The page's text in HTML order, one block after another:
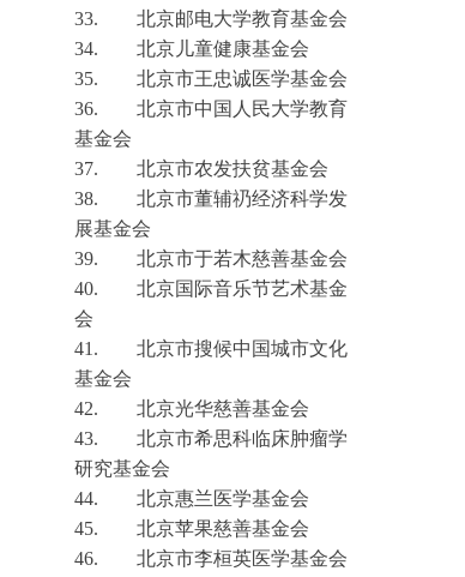
33.
北京邮电大学教育基金会
34.
北京儿童健康基金会
35.
北京市王忠诚医学基金会
36.
北京市中国人民大学教育
基金会
37.
北京市农发扶贫基金会
38.
北京市董辅礽经济科学发
展基金会
39.
北京市于若木慈善基金会
40.
北京国际音乐节艺术基金
会
41.
北京市搜候中国城市文化
基金会
42.
北京光华慈善基金会
43.
北京市希思科临床肿瘤学
研究基金会
44.
北京惠兰医学基金会
45.
北京苹果慈善基金会
46.
北京市李桓英医学基金会